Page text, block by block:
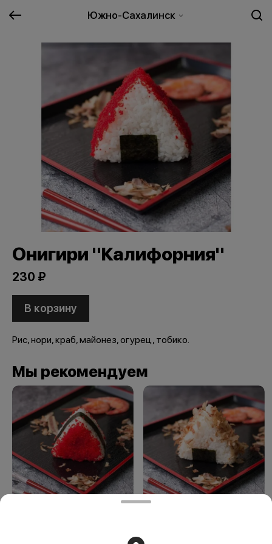
Южно-Сахалинск
Онигири "Калифорния"
230 ₽
В корзину
Рис, нори, краб, майонез, огурец, тобико.
Мы рекомендуем